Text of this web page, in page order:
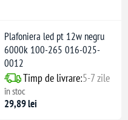
Plafoniera led pt 12w negru
6000k 100-265 016-025-
0012
Timp de livrare:5-7 zile
în stoc
29,89 lei